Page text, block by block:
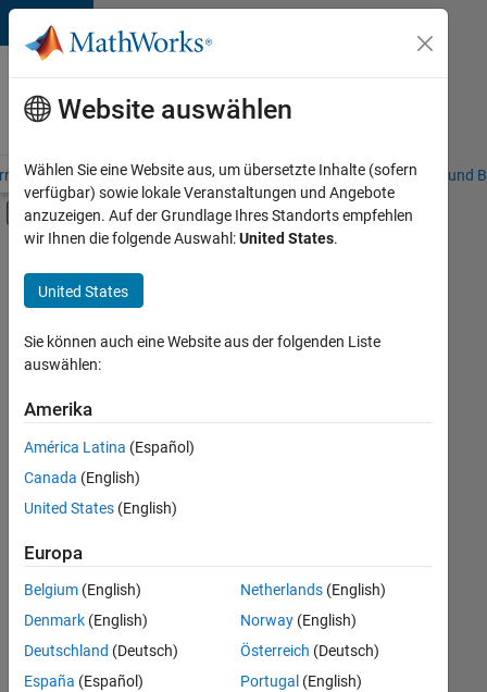
Weiter zum Inhalt
Karriere
bei
MathWorks
– Übersicht Stellensuche Niederlassungen Studierende und
Umschaltung für Off-Canvas-
Hauptinhalt
Information Technology
Commercial Sales
Customer Support
Education Sales
Sales Operations
Marketing Services
Finance and Operations
Human Resources
+8
Derzeit
es
keine
offenen
Stellen,
Ihren
Suchkriterien
entsprechen.
können
die
Website auswählen
Wählen Sie eine Website aus, um übersetzte Inhalte (sofern
verfügbar) sowie lokale Veranstaltungen und Angebote
anzuzeigen. Auf der Grundlage Ihres Standorts empfehlen
wir Ihnen die folgende Auswahl:United States.
United States
Sie können auch eine Website aus der folgenden Liste
auswählen:
Amerika
América Latina (Español)
Canada (English)
United States (English)
Europa
Belgium (English)
Denmark (English)
Deutschland (Deutsch)
España (Español)
Netherlands(English)
Norway(English)
Österreich (Deutsch)
Portugal (English)